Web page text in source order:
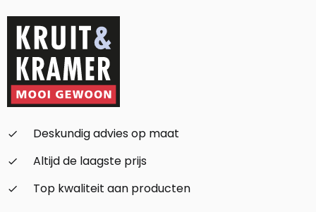
check_small
Deskundig advies op maat
check_small
Altijd de laagste prijs
check_small
Top kwaliteit aan producten